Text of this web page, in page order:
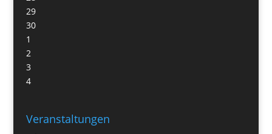
29
30
1
2
3
4
Veranstaltungen